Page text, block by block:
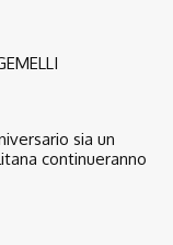
sia un
continueranno